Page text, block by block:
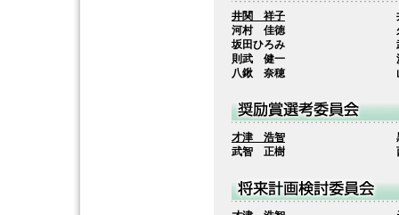
井関 祥子
河村 佳徳
坂田ひろみ
則武 健一
八鍬 奈穂
才津 浩智
武智 正樹